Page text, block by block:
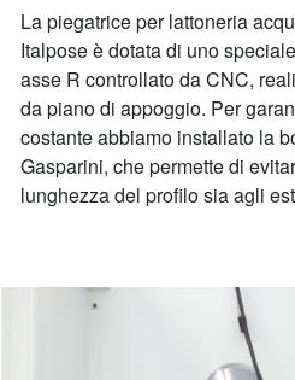
La piegatrice per lattoneria
Italpose è dotata di uno
asse R controllato da CNC,
da piano di appoggio. Per
costante abbiamo installato la
Gasparini, che permette di
lunghezza del profilo sia agli